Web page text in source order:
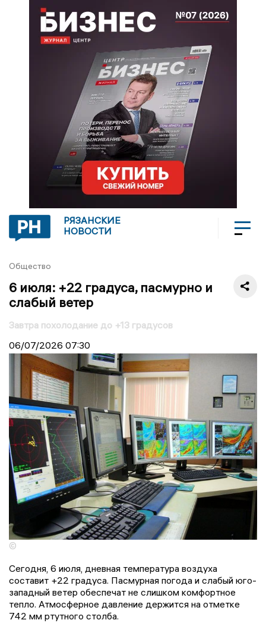
РЯЗАНСКИЕ
НОВОСТИ
Общество
6 июля: +22 градуса, пасмурно и
слабый ветер
Завтра похолодание до +13 градусов
06/07/2026 07:30
©
Сегодня, 6 июля, дневная температура воздуха
составит +22 градуса. Пасмурная погода и слабый юго-
западный ветер обеспечат не слишком комфортное
тепло. Атмосферное давление держится на отметке
742 мм ртутного столба.